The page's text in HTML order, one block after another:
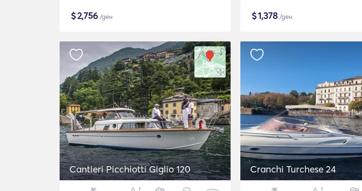
$2,756/ден $1,378/ден
Cantieri Picchiotti Giglio 120 Cranchi Turchese 24